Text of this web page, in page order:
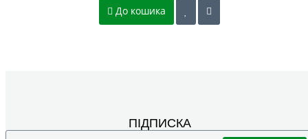
До кошика
ПІДПИСКА